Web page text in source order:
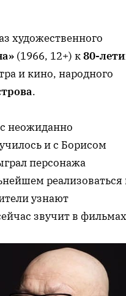
художественного
(1966, 12+) к80-
и кино, народного
.
неожиданно
и с Борисом
персонажа
реализоваться
узнают
звучит в